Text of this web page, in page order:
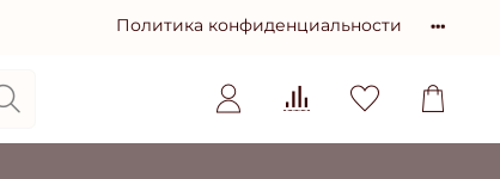
Политика конфиденциальности